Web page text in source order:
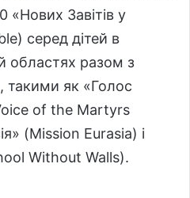
Завітів у
серед дітей в
областях разом з
такими як «Голос
of the Martyrs
(Mission Eurasia) і
Without Walls).